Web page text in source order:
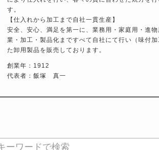
す。
【仕入れから加工まで自社一貫生産】
安全、安心、満足を第一に、業務用・家庭用・進
業・加工・製品化まですべて自社にて行い（味付
た卸用製品を販売しております。
創業年：1912
代表者：飯塚 真一